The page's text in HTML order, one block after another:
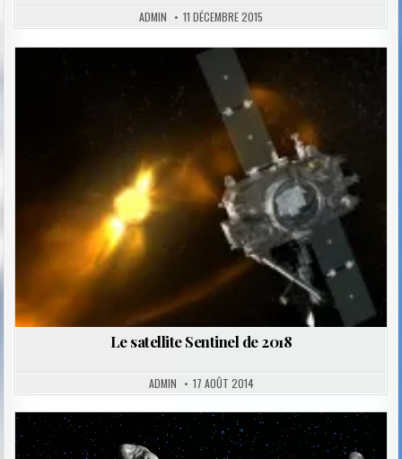
ADMIN 11 DÉCEMBRE 2015
Posted
in
Le satellite Sentinel de 2018
ADMIN 17 AOÛT 2014
Posted